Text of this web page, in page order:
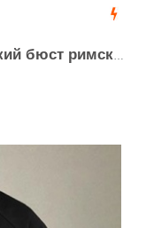
императора